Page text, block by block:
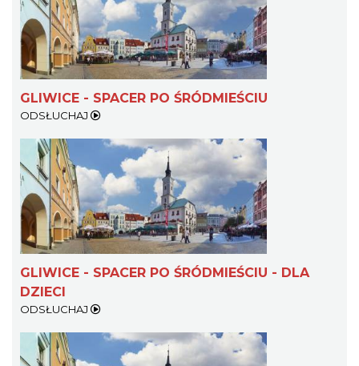
GLIWICE - SPACER PO ŚRÓDMIEŚCIU
ODSŁUCHAJ
GLIWICE - SPACER PO ŚRÓDMIEŚCIU - DLA
DZIECI
ODSŁUCHAJ